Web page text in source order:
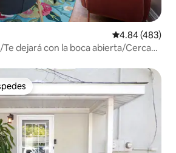
Calificación
4.84 (483)
dejará con la boca abierta/Cerca